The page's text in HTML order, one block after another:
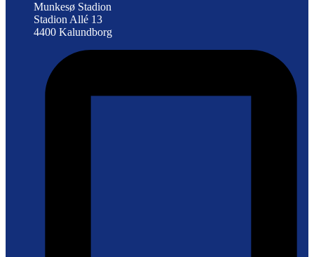
Munkesø Stadion
Stadion Allé 13
4400 Kalundborg